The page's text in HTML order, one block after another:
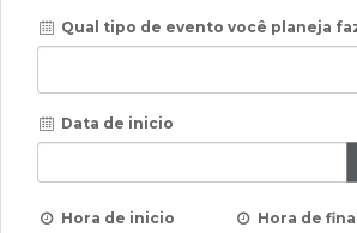
Qual tipo de evento você planeja
Data de inicio
Hora de inicio Hora de final